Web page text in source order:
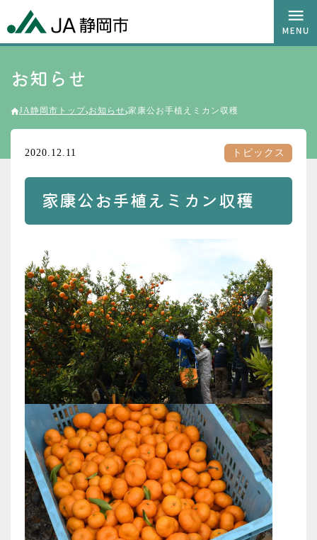
お知らせ
JA静岡市トップ お知らせ 家康公お手植えミカン収穫
2020.12.11 トピックス
家康公お手植えミカン収穫